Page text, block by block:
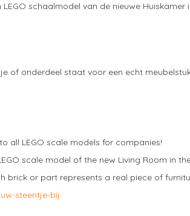
schaalmodel van de nieuwe Huiskamer
of onderdeel staat voor een echt
all LEGO scale models for companies!
scale model of the new Living Room in
brick or part represents a real piece of
steentje-bij